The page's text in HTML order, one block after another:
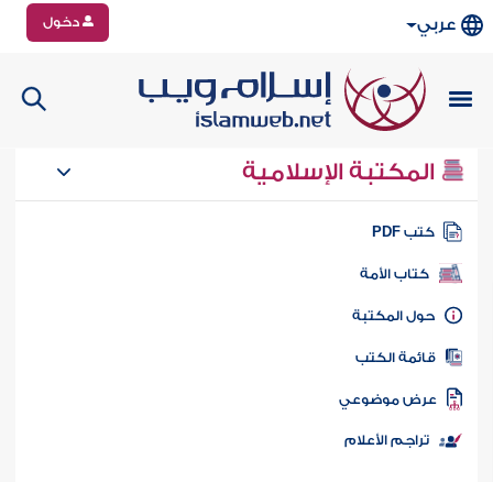
عربي دخول
المكتبة الإسلامية
كتب PDF
كتاب الأمة
المكتبة
الكتب
موضوعي